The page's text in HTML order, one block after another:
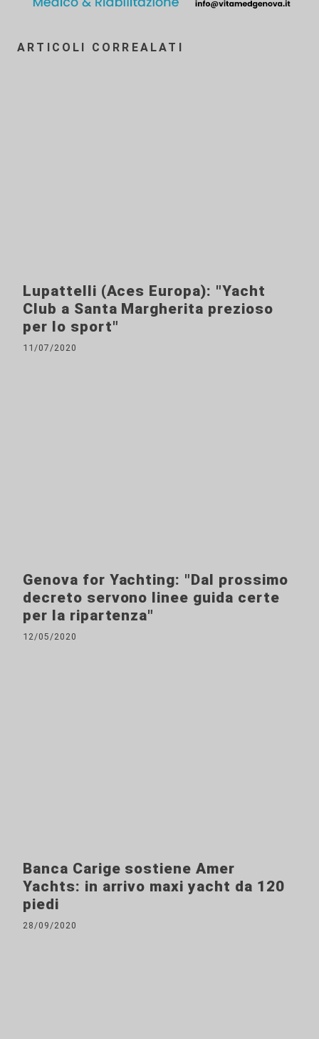
ARTICOLI CORREALATI
Lupattelli (Aces Europa): "Yacht
Club a Santa Margherita prezioso
per lo sport"
11/07/2020
Genova for Yachting: "Dal prossimo
decreto servono linee guida certe
per la ripartenza"
12/05/2020
Banca Carige sostiene Amer
Yachts: in arrivo maxi yacht da 120
piedi
28/09/2020